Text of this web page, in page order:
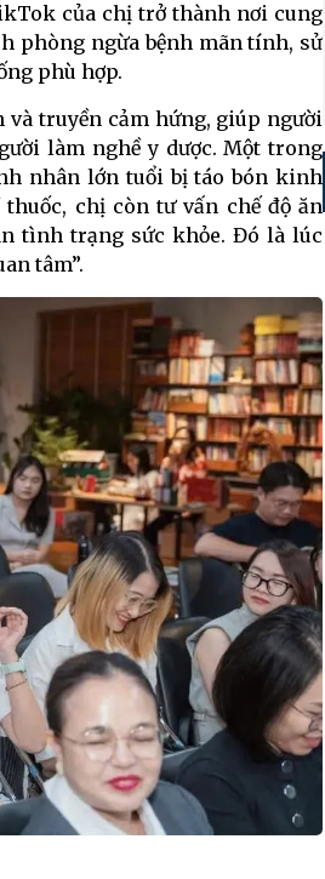
của chị trở thành nơi cung
phòng ngừa bệnh mãn tính, sử
phù hợp.
và truyền cảm hứng, giúp người
làm nghề y dược. Một trong
nhân lớn tuổi bị táo bón kinh
chị còn tư vấn chế độ ăn
tình trạng sức khỏe. Đó là lúc
tâm”.